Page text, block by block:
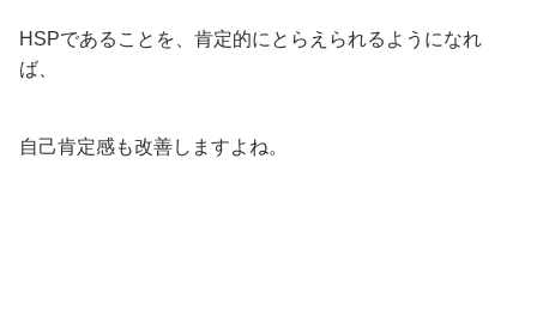
HSPであることを、肯定的にとらえられるようになれ
ば、
自己肯定感も改善しますよね。